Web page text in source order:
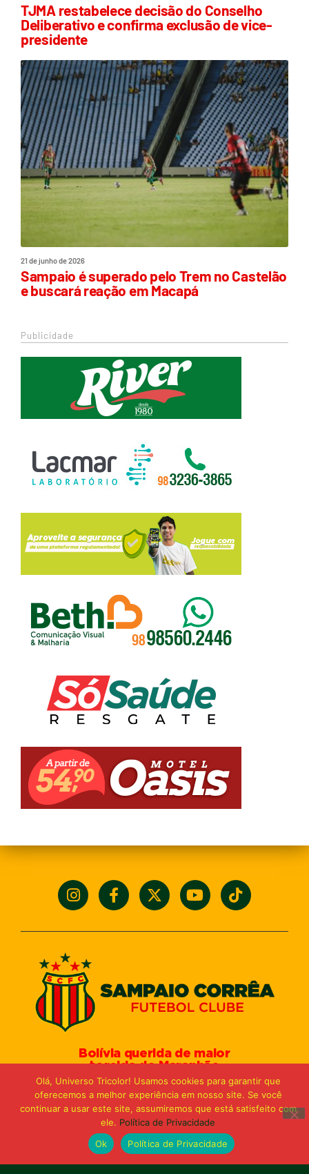
TJMA restabelece decisão do Conselho
Deliberativo e confirma exclusão de vice-
presidente
21 de junho de 2026
Sampaio é superado pelo Trem no Castelão
e buscará reação em Macapá
Publicidade
Bolívia querida de maior
torcida do Maranhão
Av. General Arthur Carvalho,
Turu Velho – São Luís-MA – CEP: 65066-320
Email: marketing@sampaiocorreafc.com.br
© 2021 • Sampaio Corrêa Futebol Clube
Web Design:
MP Marketing, Promo e Digital
Olá, Universo Tricolor! Usamos cookies para garantir que
oferecemos a melhor experiência em nosso site. Se você
continuar a usar este site, assumiremos que está satisfeito com
ele. Política de Privacidade
Ok
Política de Privacidade